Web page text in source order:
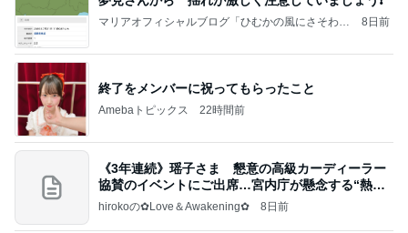
マリアオフィシャルブログ「ひむかの風にさそわれ
8日前
終了をメンバーに祝ってもらったこと
Amebaトピックス 22時間前
《3年連続》瑶子さま 懇意の高級カーディーラー
協賛のイベントにご出席…宮内庁が懸念する“熱心
すぎ
hirokoの✿Love＆Awakening✿ 8日前